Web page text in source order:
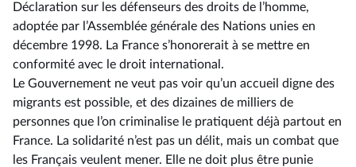
Déclaration sur les défenseurs des droits de l’homme,
adoptée par l’Assemblée générale des Nations unies en
décembre 1998. La France s’honorerait à se mettre en
conformité avec le droit international.
Le Gouvernement ne veut pas voir qu’un accueil digne des
migrants est possible, et des dizaines de milliers de
personnes que l’on criminalise le pratiquent déjà partout en
France. La solidarité n’est pas un délit, mais un combat que
les Français veulent mener. Elle ne doit plus être punie